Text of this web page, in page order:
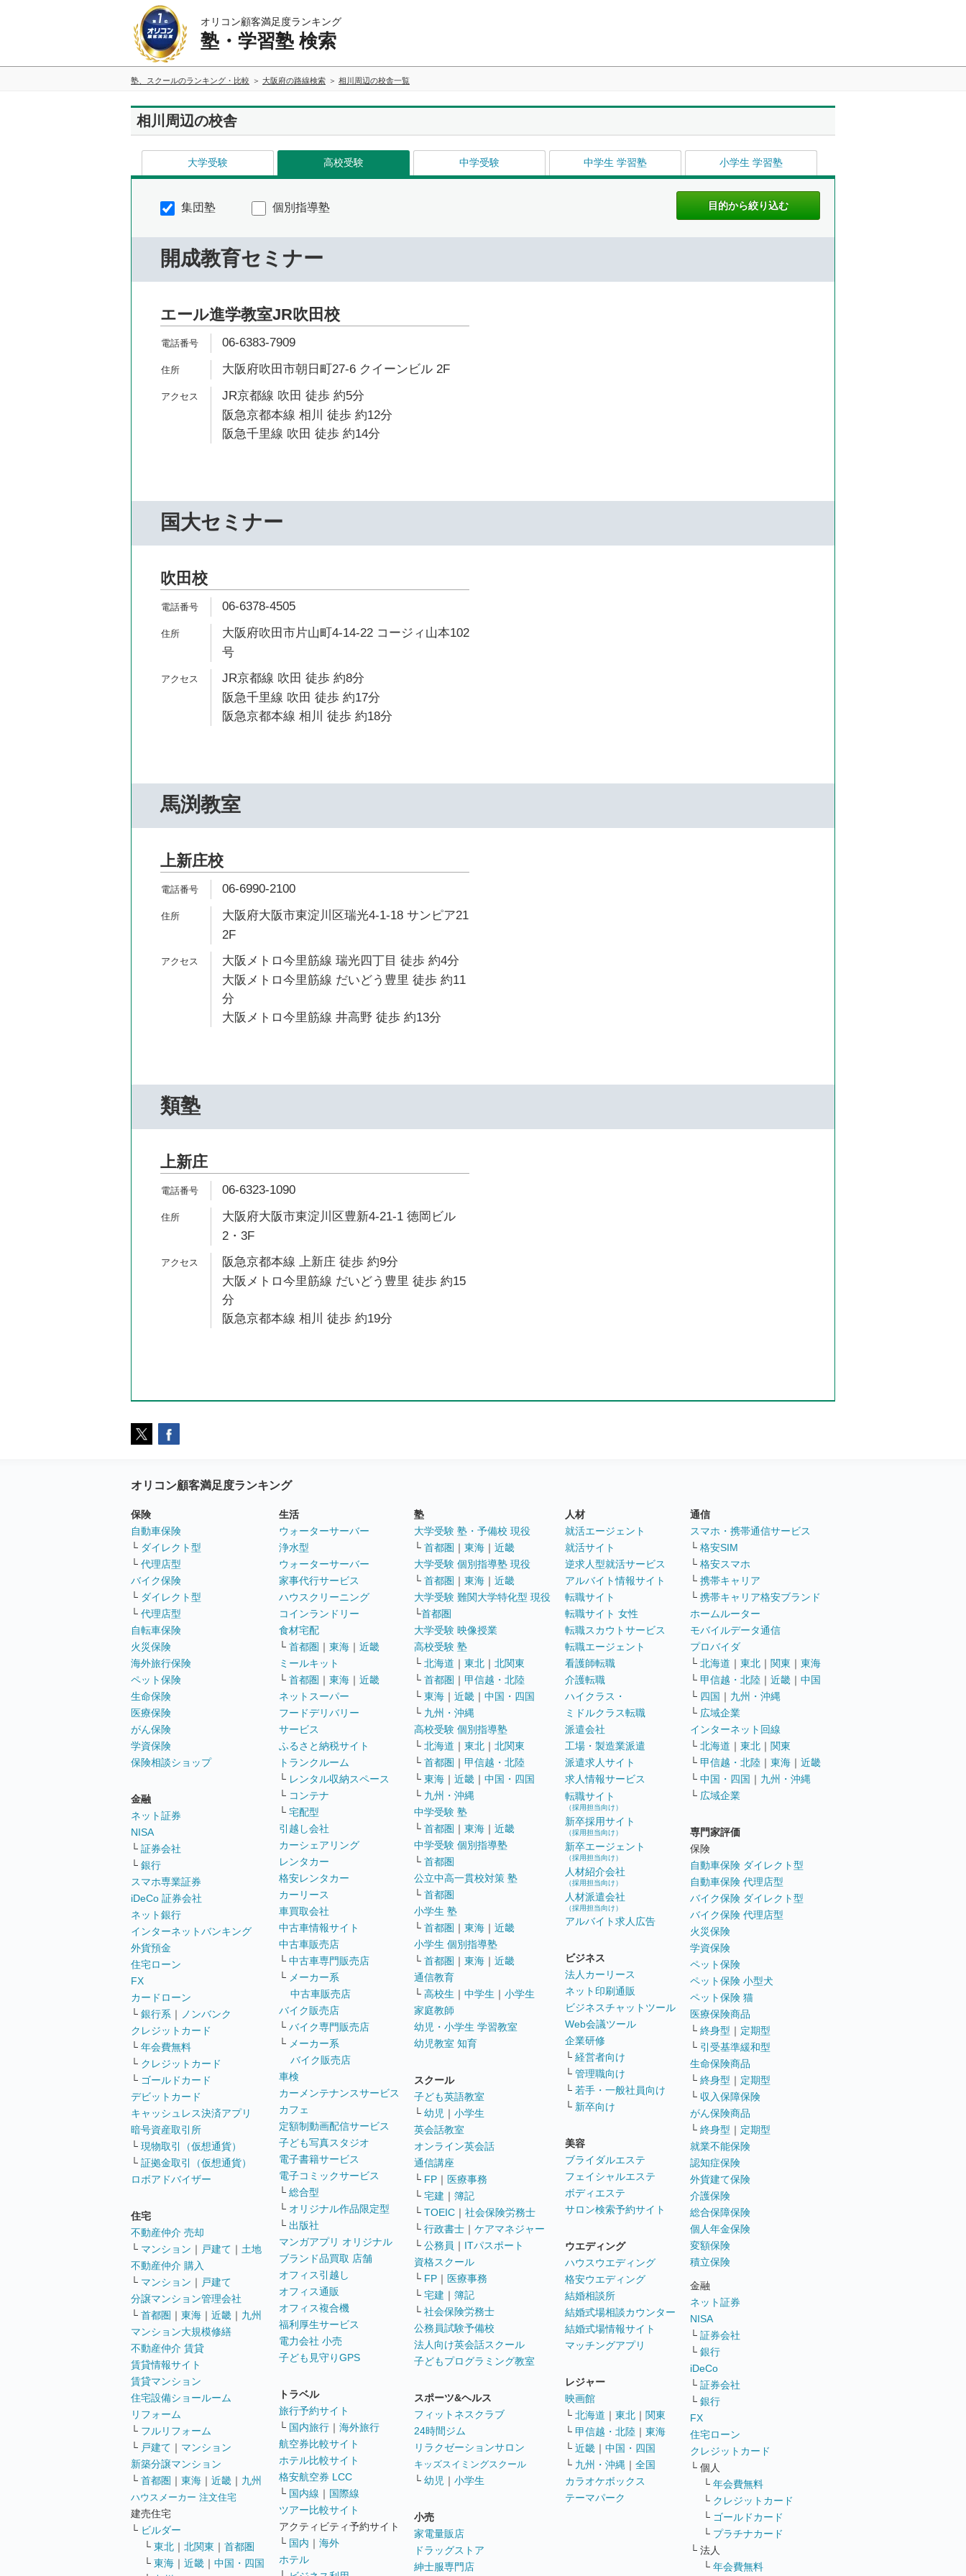
オリコン顧客満足度ランキング
塾・学習塾 検索
塾、スクールのランキング・比較 大阪府の路線検索 相川周辺の校舎一覧
相川周辺の校舎
大学受験 高校受験 中学受験 中学生 学習塾 小学生 学習塾
集団塾 個別指導塾
開成教育セミナー
エール進学教室JR吹田校
06-6383-7909
大阪府吹田市朝日町27-6 クイーンビル 2F
JR京都線 吹田 徒歩 約5分
阪急京都本線 相川 徒歩 約12分
阪急千里線 吹田 徒歩 約14分
国大セミナー
吹田校
06-6378-4505
大阪府吹田市片山町4-14-22 コージィ山本102
号
JR京都線 吹田 徒歩 約8分
阪急千里線 吹田 徒歩 約17分
阪急京都本線 相川 徒歩 約18分
馬渕教室
上新庄校
06-6990-2100
大阪府大阪市東淀川区瑞光4-1-18 サンピア21
2F
大阪メトロ今里筋線 瑞光四丁目 徒歩 約4分
大阪メトロ今里筋線 だいどう豊里 徒歩 約11
分
大阪メトロ今里筋線 井高野 徒歩 約13分
類塾
上新庄
06-6323-1090
大阪府大阪市東淀川区豊新4-21-1 徳岡ビル
2・3F
阪急京都本線 上新庄 徒歩 約9分
大阪メトロ今里筋線 だいどう豊里 徒歩 約15
分
阪急京都本線 相川 徒歩 約19分
オリコン顧客満足度ランキング
保険
自動車保険
└ ダイレクト型
└ 代理店型
バイク保険
└ ダイレクト型
└ 代理店型
自転車保険
火災保険
海外旅行保険
ペット保険
生命保険
医療保険
がん保険
学資保険
保険相談ショップ
金融
ネット証券
NISA
└ 証券会社
└ 銀行
スマホ専業証券
iDeCo 証券会社
ネット銀行
インターネットバンキング
外貨預金
住宅ローン
FX
カードローン
└ 銀行系 ｜
ノンバンク
クレジットカード
└ 年会費無料
└ クレジットカード
└ ゴールドカード
デビットカード
キャッシュレス決済アプリ
暗号資産取引所
└ 現物取引（仮想通貨）
└ 証拠金取引（仮想通貨）
ロボアドバイザー
住宅
不動産仲介 売却
└ マンション ｜ 戸建て ｜ 土地
不動産仲介 購入
└ マンション ｜ 戸建て
分譲マンション管理会社
└ 首都圏 ｜ 東海 ｜ 近畿 ｜ 九州
マンション大規模修繕
不動産仲介 賃貸
賃貸情報サイト
賃貸マンション
住宅設備ショールーム
リフォーム
└ フルリフォーム
└ 戸建て ｜ マンション
新築分譲マンション
└ 首都圏 ｜ 東海 ｜ 近畿 ｜ 九州
ハウスメーカー 注文住宅
建売住宅
└ ビルダー
└ 東北 ｜ 北関東 ｜ 首都圏
└ 東海 ｜ 近畿 ｜ 中国・四国
生活
ウォーターサーバー
浄水型
ウォーターサーバー
家事代行サービス
ハウスクリーニング
コインランドリー
食材宅配
└ 首都圏 ｜ 東海 ｜ 近畿
ミールキット
└ 首都圏 ｜ 東海 ｜ 近畿
ネットスーパー
フードデリバリー
サービス
ふるさと納税サイト
トランクルーム
└ レンタル収納スペース
└ コンテナ
└ 宅配型
引越し会社
カーシェアリング
レンタカー
格安レンタカー
カーリース
車買取会社
中古車情報サイト
中古車販売店
└ 中古車専門販売店
└ メーカー系
中古車販売店
バイク販売店
└ バイク専門販売店
└ メーカー系
バイク販売店
車検
カーメンテナンスサービス
カフェ
定額制動画配信サービス
子ども写真スタジオ
電子書籍サービス
電子コミックサービス
└ 総合型
└ オリジナル作品限定型
└ 出版社
マンガアプリ オリジナル
ブランド品買取 店舗
オフィス引越し
オフィス通販
オフィス複合機
福利厚生サービス
電力会社 小売
子ども見守りGPS
トラベル
旅行予約サイト
└ 国内旅行 ｜ 海外旅行
航空券比較サイト
ホテル比較サイト
格安航空券 LCC
└ 国内線 ｜ 国際線
ツアー比較サイト
アクティビティ予約サイト
└ 国内 ｜ 海外
ホテル
塾
大学受験 塾・予備校 現役
└ 首都圏 ｜ 東海 ｜ 近畿
大学受験 個別指導塾 現役
└ 首都圏 ｜ 東海 ｜ 近畿
大学受験 難関大学特化型 現役
└首都圏
大学受験 映像授業
高校受験 塾
└ 北海道 ｜ 東北 ｜ 北関東
└ 首都圏 ｜ 甲信越・北陸
└ 東海 ｜ 近畿 ｜ 中国・四国
└ 九州・沖縄
高校受験 個別指導塾
└ 北海道 ｜ 東北 ｜ 北関東
└ 首都圏 ｜ 甲信越・北陸
└ 東海 ｜ 近畿 ｜ 中国・四国
└ 九州・沖縄
中学受験 塾
└ 首都圏 ｜ 東海 ｜ 近畿
中学受験 個別指導塾
└ 首都圏
公立中高一貫校対策 塾
└ 首都圏
小学生 塾
└ 首都圏 ｜ 東海 ｜ 近畿
小学生 個別指導塾
└ 首都圏 ｜ 東海 ｜ 近畿
通信教育
└ 高校生 ｜ 中学生 ｜ 小学生
家庭教師
幼児・小学生 学習教室
幼児教室 知育
スクール
子ども英語教室
└ 幼児 ｜ 小学生
英会話教室
オンライン英会話
通信講座
└ FP ｜ 医療事務
└ 宅建 ｜ 簿記
└ TOEIC ｜ 社会保険労務士
└ 行政書士 ｜ ケアマネジャー
└ 公務員 ｜ ITパスポート
資格スクール
└ FP ｜ 医療事務
└ 宅建 ｜ 簿記
└ 社会保険労務士
公務員試験予備校
法人向け英会話スクール
子どもプログラミング教室
スポーツ&ヘルス
フィットネスクラブ
24時間ジム
リラクゼーションサロン
キッズスイミングスクール
└ 幼児 ｜ 小学生
小売
家電量販店
ドラッグストア
紳士服専門店
人材
就活エージェント
就活サイト
逆求人型就活サービス
アルバイト情報サイト
転職サイト
転職サイト 女性
転職スカウトサービス
転職エージェント
看護師転職
介護転職
ハイクラス・
ミドルクラス転職
派遣会社
工場・製造業派遣
派遣求人サイト
求人情報サービス
転職サイト
（採用担当向け）
新卒採用サイト
（採用担当向け）
新卒エージェント
（採用担当向け）
人材紹介会社
（採用担当向け）
人材派遣会社
（採用担当向け）
アルバイト求人広告
ビジネス
法人カーリース
ネット印刷通販
ビジネスチャットツール
Web会議ツール
企業研修
└ 経営者向け
└ 管理職向け
└ 若手・一般社員向け
└ 新卒向け
美容
ブライダルエステ
フェイシャルエステ
ボディエステ
サロン検索予約サイト
ウエディング
ハウスウエディング
格安ウエディング
結婚相談所
結婚式場相談カウンター
結婚式場情報サイト
マッチングアプリ
レジャー
映画館
└ 北海道 ｜ 東北 ｜ 関東
└ 甲信越・北陸 ｜ 東海
└ 近畿 ｜ 中国・四国
└ 九州・沖縄 ｜ 全国
カラオケボックス
テーマパーク
通信
スマホ・携帯通信サービス
└ 格安SIM
└ 格安スマホ
└ 携帯キャリア
└ 携帯キャリア格安ブランド
ホームルーター
モバイルデータ通信
プロバイダ
└ 北海道 ｜ 東北 ｜ 関東 ｜ 東海
└ 甲信越・北陸 ｜ 近畿 ｜ 中国
└ 四国 ｜ 九州・沖縄
└ 広域企業
インターネット回線
└ 北海道 ｜ 東北 ｜ 関東
└ 甲信越・北陸 ｜ 東海 ｜ 近畿
└ 中国・四国 ｜ 九州・沖縄
└ 広域企業
専門家評価
保険
自動車保険 ダイレクト型
自動車保険 代理店型
バイク保険 ダイレクト型
バイク保険 代理店型
火災保険
学資保険
ペット保険
ペット保険 小型犬
ペット保険 猫
医療保険商品
└ 終身型 ｜ 定期型
└ 引受基準緩和型
生命保険商品
└ 終身型 ｜ 定期型
└ 収入保障保険
がん保険商品
└ 終身型 ｜ 定期型
就業不能保険
認知症保険
外貨建て保険
介護保険
総合保障保険
個人年金保険
変額保険
積立保険
金融
ネット証券
NISA
└ 証券会社
└ 銀行
iDeCo
└ 証券会社
└ 銀行
FX
住宅ローン
クレジットカード
└ 個人
└ 年会費無料
└ クレジットカード
└ ゴールドカード
└ プラチナカード
└ 法人
└ 年会費無料